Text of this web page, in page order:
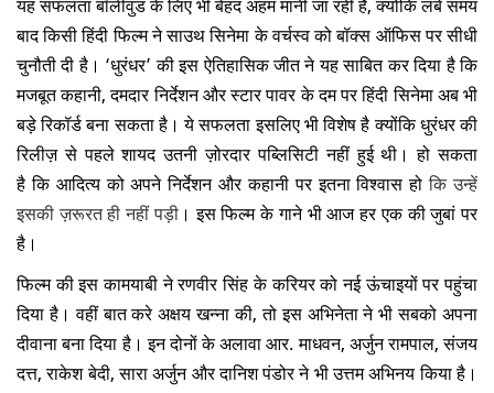
बाद किसी हिंदी फिल्म ने साउथ सिनेमा के वर्चस्व को बॉक्स ऑफिस पर सीधी
चुनौती दी है। ‘धुरंधर’ की इस ऐतिहासिक जीत ने यह साबित कर दिया है कि
मजबूत कहानी, दमदार निर्देशन और स्टार पावर के दम पर हिंदी सिनेमा अब भी
बड़े रिकॉर्ड बना सकता है। ये सफलता इसलिए भी विशेष है क्योंकि धुरंधर की
रिलीज़ से पहले शायद उतनी ज़ोरदार पब्लिसिटी नहीं हुई थी । हो सकता
है कि आदित्य को अपने निर्देशन और कहानी पर इतना विश्वास हो कि उन्हें
इसकी ज़रूरत ही नहीं पड़ी। इस फिल्म के गाने भी आज हर एक की जुबां पर
है ।
फिल्म की इस कामयाबी ने रणवीर सिंह के करियर को नई ऊंचाइयों पर पहुंचा
दिया है। वहीं बात करे अक्षय खन्ना की, तो इस अभिनेता ने भी सबको अपना
दीवाना बना दिया है। इन दोनों के अलावा आर. माधवन, अर्जुन रामपाल, संजय
दत्त, राकेश बेदी, सारा अर्जुन और दानिश पंडोर ने भी उत्तम अभिनय किया है।